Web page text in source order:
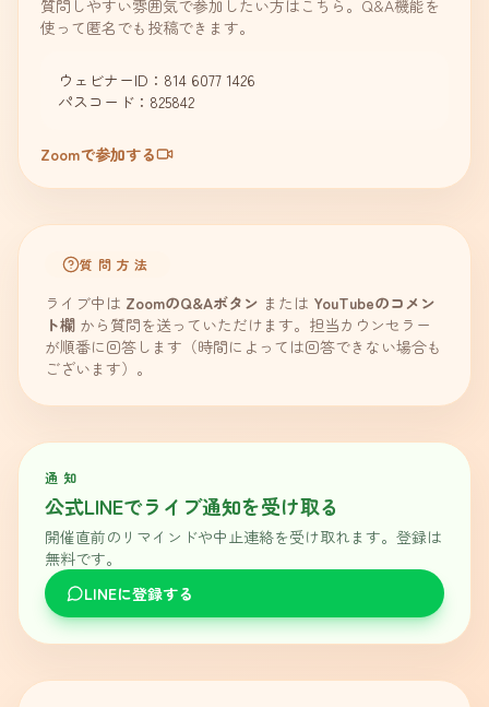
質問しやすい雰囲気で参加したい方はこちら。Q&A機能を
使って匿名でも投稿できます。
ウェビナーID： 814 6077 1426
パスコード： 825842
Zoomで参加する
質問方法
ライブ中は ZoomのQ&Aボタン または YouTubeのコメン
ト欄 から質問を送っていただけます。担当カウンセラー
が順番に回答します（時間によっては回答できない場合も
ございます）。
通知
公式LINEでライブ通知を受け取る
開催直前のリマインドや中止連絡を受け取れます。登録は
無料です。
LINEに登録する